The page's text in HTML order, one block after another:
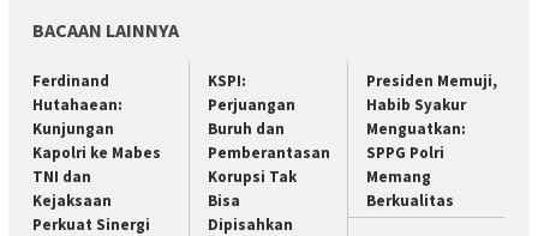
BACAAN LAINNYA
Ferdinand
Hutahaean:
Kunjungan
Kapolri ke Mabes
TNI dan
Kejaksaan
Perkuat Sinergi
KSPI:
Perjuangan
Buruh dan
Pemberantasan
Korupsi Tak
Bisa
Dipisahkan
Presiden Memuji,
Habib Syakur
Menguatkan:
SPPG Polri
Memang
Berkualitas